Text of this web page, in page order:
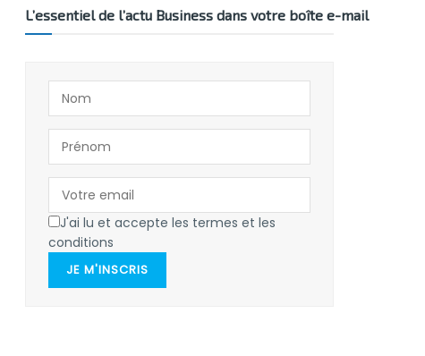
L’essentiel de l’actu Business dans votre boîte e-mail
J'ai lu et accepte les termes et les
conditions
JE M'INSCRIS